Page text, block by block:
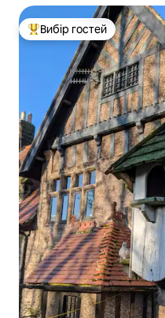
Топ вибір гостей
Вибір гостей